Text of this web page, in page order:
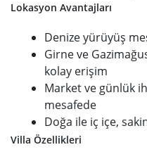
Lokasyon Avantajları
Denize yürüyüş
Girne ve
kolay erişim
Market ve günlük
mesafede
Doğa ile iç içe,
Villa Özellikleri